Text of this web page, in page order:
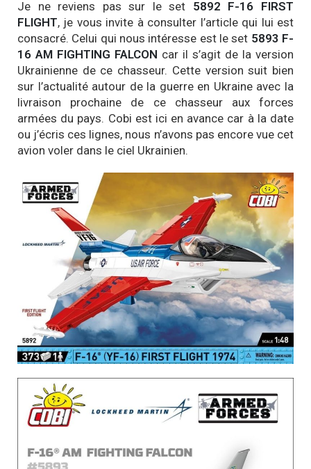
Je ne reviens pas sur le set 5892 F-16 FIRST
FLIGHT, je vous invite à consulter l’article qui lui est
consacré. Celui qui nous intéresse est le set 5893 F-
16 AM FIGHTING FALCON car il s’agit de la version
Ukrainienne de ce chasseur. Cette version suit bien
sur l’actualité autour de la guerre en Ukraine avec la
livraison prochaine de ce chasseur aux forces
armées du pays. Cobi est ici en avance car à la date
ou j’écris ces lignes, nous n’avons pas encore vue cet
avion voler dans le ciel Ukrainien.